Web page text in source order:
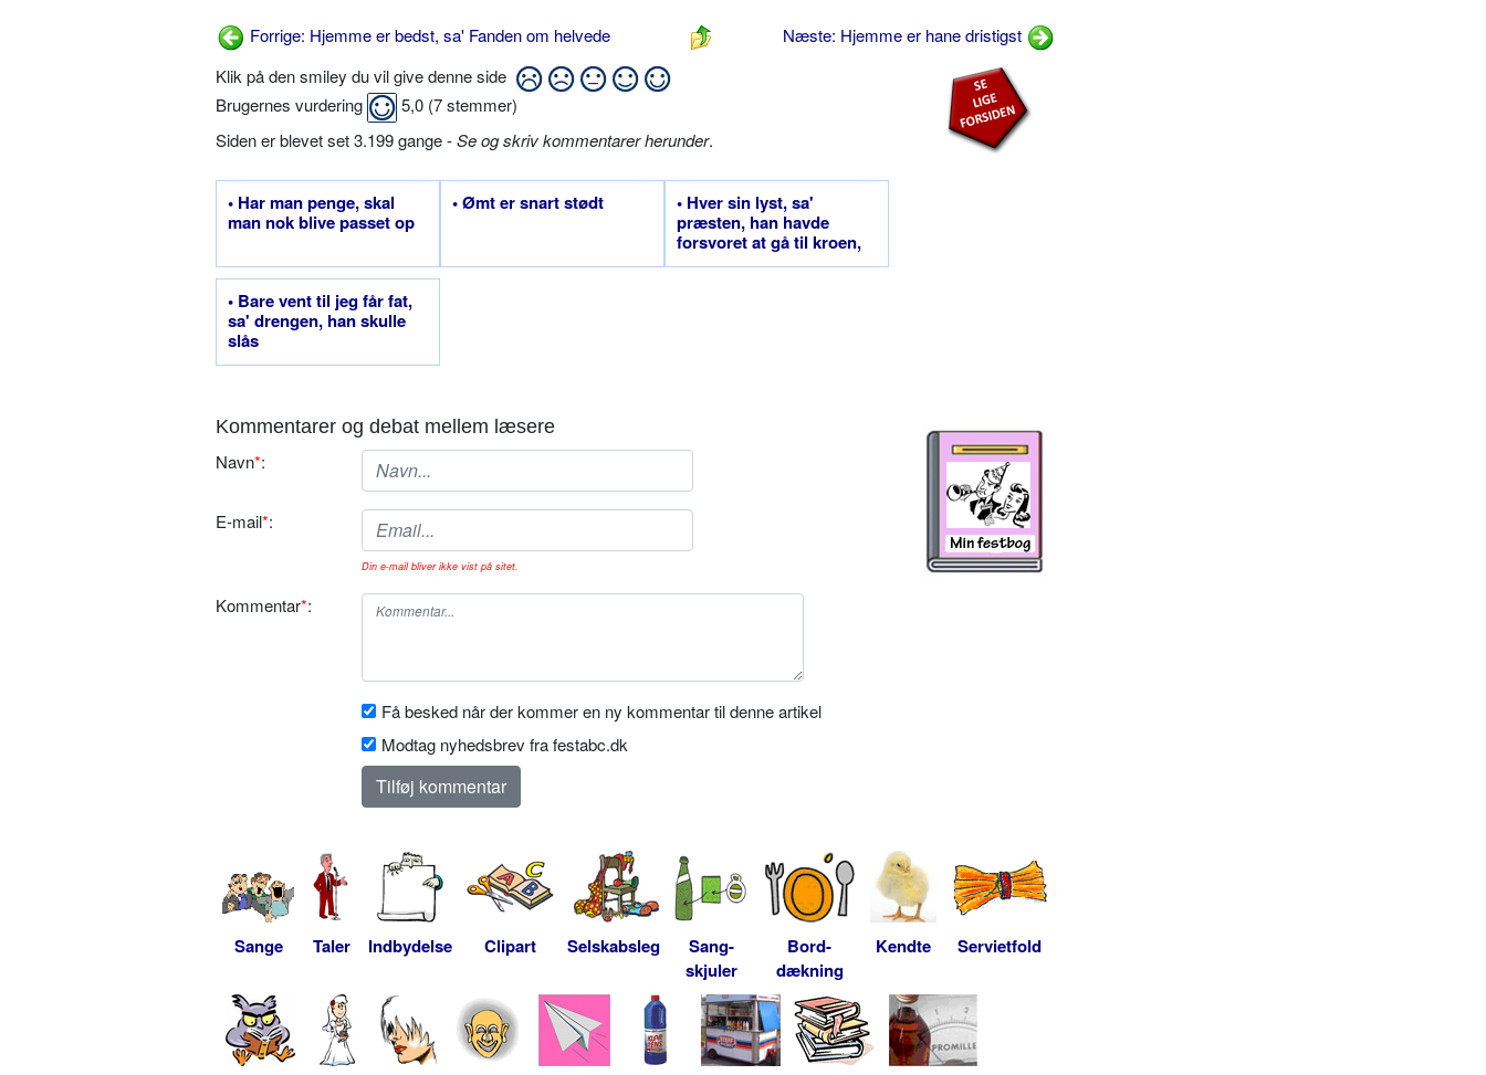
Forrige: Hjemme er bedst, sa' Fanden om helvede
Næste: Hjemme er hane dristigst
Klik på den smiley du vil give denne side
Brugernes vurdering
5,0 (7stemmer)
Siden er blevet set 3.199 gange -Se og skriv kommentarer herunder.
• Har man penge, skal
man nok blive passet op
• Ømt er snart stødt
• Hver sin lyst, sa'
præsten, han havde
forsvoret at gå til kroen,
så de bar ham
• Bare vent til jeg får fat,
sa' drengen, han skulle
slås
Kommentarer og debat mellem læsere
Navn*:
E-mail*:
Din e-mail bliver ikke vist på sitet.
Kommentar*:
Få besked når der kommer en ny kommentar til denne artikel
Modtag nyhedsbrev fra festabc.dk
Sange Taler Indbydelse Clipart Selskabsleg
Sang-
skjuler
Bord-
dækning
Kendte Servietfold